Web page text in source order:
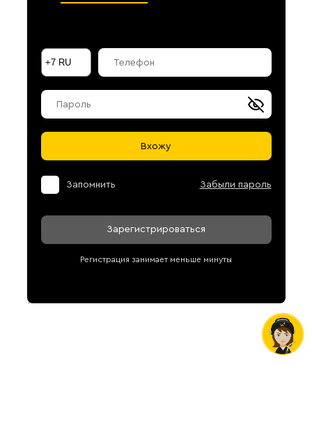
Вхожу
Запомнить Забыли пароль
Зарегистрироваться
Регистрация занимает меньше минуты